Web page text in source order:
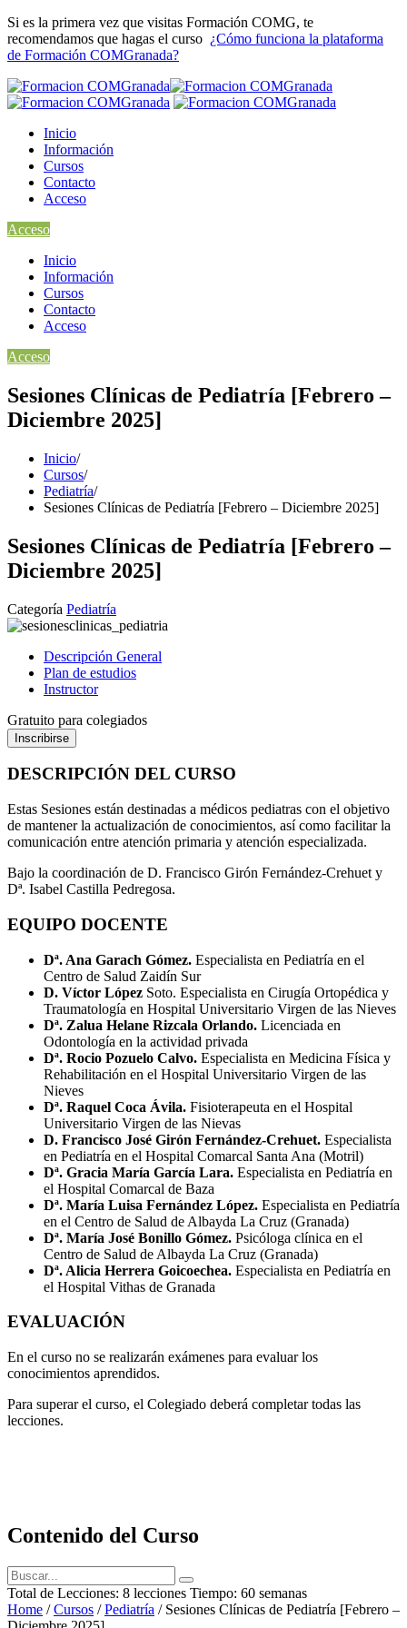
Si es la primera vez que visitas Formación COMG, te
recomendamos que hagas el curso ¿Cómo funciona la plataforma
de Formación COMGranada?
Inicio
Información
Cursos
Contacto
Acceso
Acceso
Inicio
Información
Cursos
Contacto
Acceso
Acceso
Sesiones Clínicas de Pediatría [Febrero –
Diciembre 2025]
Inicio/
Cursos/
Pediatría/
Sesiones Clínicas de Pediatría [Febrero – Diciembre 2025]
Sesiones Clínicas de Pediatría [Febrero –
Diciembre 2025]
Categoría Pediatría
Descripción General
Plan de estudios
Instructor
Gratuito para colegiados
Inscribirse
DESCRIPCIÓN DEL CURSO
Estas Sesiones están destinadas a médicos pediatras con el objetivo
de mantener la actualización de conocimientos, así como facilitar la
comunicación entre atención primaria y atención especializada.
Bajo la coordinación de D. Francisco Girón Fernández-Crehuet y
Dª. Isabel Castilla Pedregosa.
EQUIPO DOCENTE
Dª. Ana Garach Gómez. Especialista en Pediatría en el
Centro de Salud Zaidín Sur
D. Víctor López Soto. Especialista en Cirugía Ortopédica y
Traumatología en Hospital Universitario Virgen de las Nieves
Dª. Zalua Helane Rizcala Orlando. Licenciada en
Odontología en la actividad privada
Dª. Rocio Pozuelo Calvo. Especialista en Medicina Física y
Rehabilitación en el Hospital Universitario Virgen de las
Nieves
Dª. Raquel Coca Ávila. Fisioterapeuta en el Hospital
Universitario Virgen de las Nievas
D. Francisco José Girón Fernández-Crehuet. Especialista
en Pediatría en el Hospital Comarcal Santa Ana (Motril)
Dª. Gracia María García Lara. Especialista en Pediatría en
el Hospital Comarcal de Baza
Dª. María Luisa Fernández López. Especialista en Pediatría
en el Centro de Salud de Albayda La Cruz (Granada)
Dª. María José Bonillo Gómez. Psicóloga clínica en el
Centro de Salud de Albayda La Cruz (Granada)
Dª. Alicia Herrera Goicoechea. Especialista en Pediatría en
el Hospital Vithas de Granada
EVALUACIÓN
En el curso no se realizarán exámenes para evaluar los
conocimientos aprendidos.
Para superar el curso, el Colegiado deberá completar todas las
lecciones.
Contenido del Curso
Total de Lecciones: 8 lecciones Tiempo: 60 semanas
Home / Cursos / Pediatría /Sesiones Clínicas de Pediatría [Febrero –